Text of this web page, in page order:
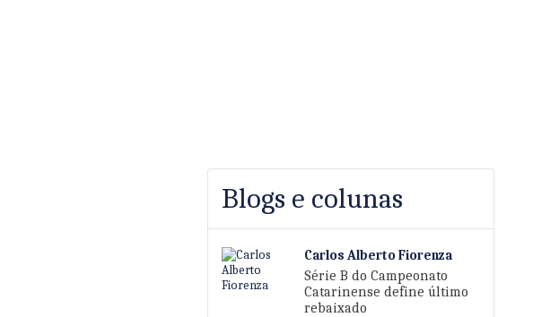
Blogs e colunas
Carlos Alberto Fiorenza
Série B do Campeonato
Catarinense define último
rebaixado